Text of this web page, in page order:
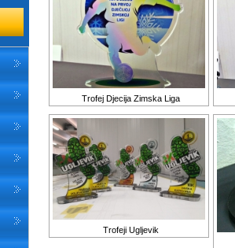
Trofej Djecija Zimska Liga
Trofeji Ugljevik